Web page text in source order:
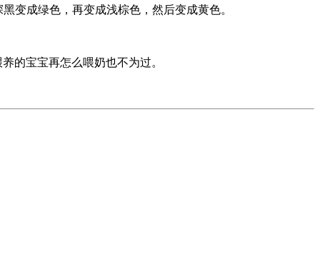
变成绿色，再变成浅棕色，然后变成黄色。
的宝宝再怎么喂奶也不为过。